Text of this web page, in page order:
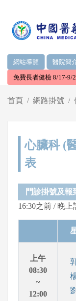
網站導覽 醫院簡
免費長者健檢 8/17-9/
首頁 網路掛號
心臟科 (
表
門診掛號及報
16:30之前 / 晚上
上午
08:30
~
12:00